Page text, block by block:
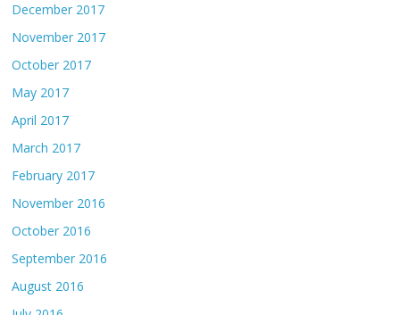
December 2017
November 2017
October 2017
May 2017
April 2017
March 2017
February 2017
November 2016
October 2016
September 2016
August 2016